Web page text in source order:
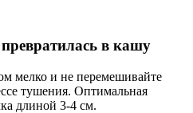
в кашу
мелко и не перемешивайте
тушения. Оптимальная
длиной 3-4 см.